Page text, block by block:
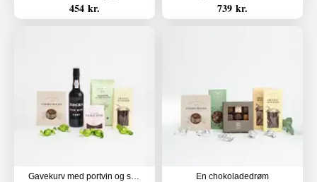
454 kr. 739 kr.
Gavekurv med portvin og sødt En chokoladedrøm